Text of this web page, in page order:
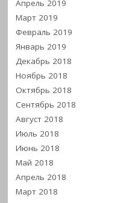
Апрель 2019
Март 2019
Февраль 2019
Январь 2019
Декабрь 2018
Ноябрь 2018
Октябрь 2018
Сентябрь 2018
Август 2018
Июль 2018
Июнь 2018
Май 2018
Апрель 2018
Март 2018